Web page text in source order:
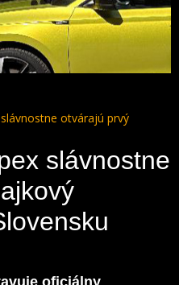
otvárajú prvý
slávnostne
oficiálny